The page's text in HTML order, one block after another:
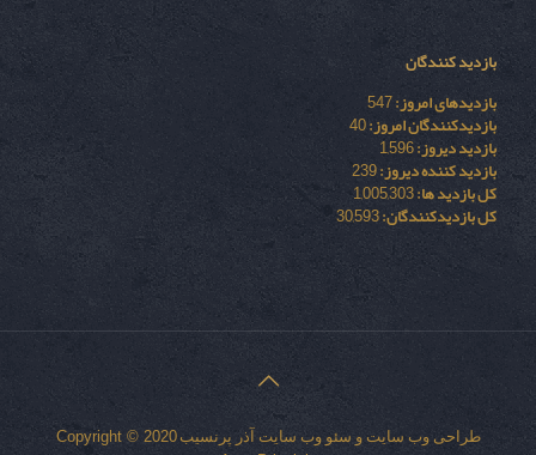
بازدید کنندگان
بازدیدهای امروز:547
بازدیدکنندگان امروز:40
بازدید دیروز:1,596
بازدید کننده دیروز:239
کل بازدید ها:1,005,303
کل بازدیدکنند‌گان:30,593
طراحی وب سایت و سئو وب سایت آذر پرنسیب Copyright © 2020